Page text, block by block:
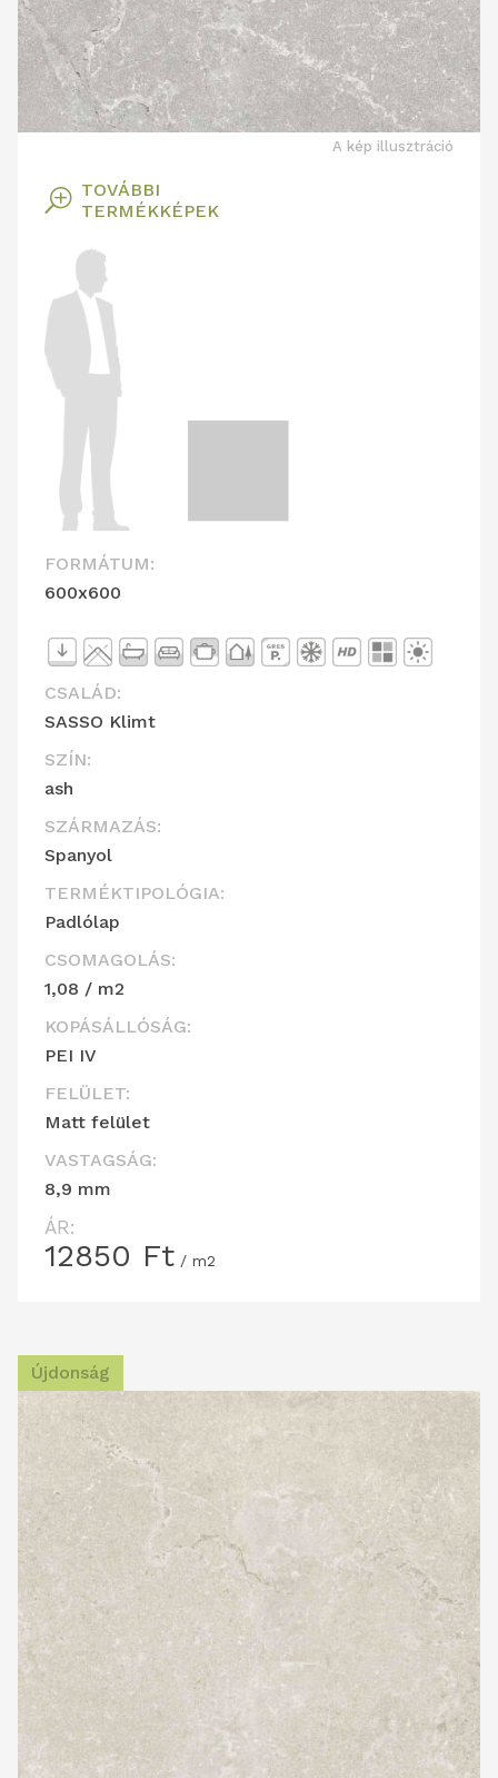
A kép illusztráció
T TOVÁBBI
TERMÉKKÉPEK
FORMÁTUM:
600x600
CSALÁD:
SASSO Klimt
SZÍN:
ash
SZÁRMAZÁS:
Spanyol
TERMÉKTIPOLÓGIA:
Padlólap
CSOMAGOLÁS:
1,08 / m2
KOPÁSÁLLÓSÁG:
PEI IV
FELÜLET:
Matt felület
VASTAGSÁG:
8,9 mm
ÁR:
12850 Ft / m2
Újdonság